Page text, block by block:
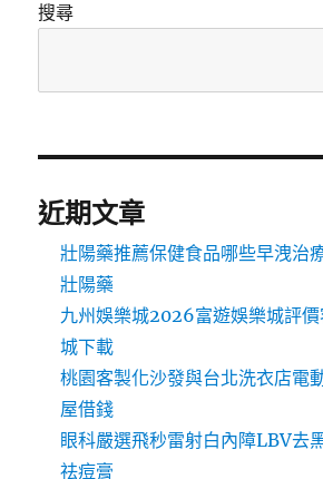
搜尋
近期文章
壯陽藥推薦保健食品哪些早洩治
壯陽藥
九州娛樂城2026富遊娛樂城評
城下載
桃園客製化沙發與台北洗衣店電
屋借錢
眼科嚴選飛秒雷射白內障LBV去
祛痘膏